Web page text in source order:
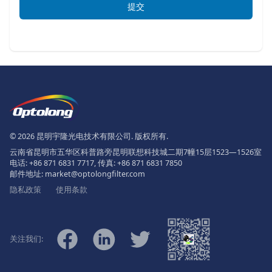
提交
The Logo of Optolong Optics Co.,
© 2026 昆明宇隆光电技术有限公司. 版权所有.
云南省昆明市五华区科普路旁昆明联想科技城二期7幢15层1523—1526室
电话:+86 871 6831 7717, 传真:+86 871 6831 7850
邮件地址: market@optolongfilter.com
隐私政策
使用条款
关注我们: FacebookLinkedin Twitter
微信